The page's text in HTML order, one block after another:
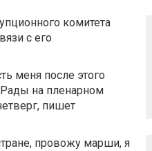
комитета
с его
меня после этого
на пленарном
пишет
провожу марши, я